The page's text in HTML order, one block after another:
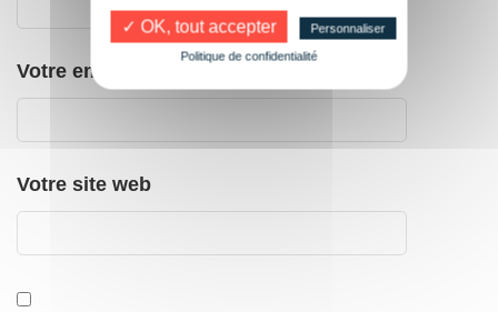
Votre email
Votre site web
✓ OK, tout accepter
Personnaliser
Politique de confidentialité